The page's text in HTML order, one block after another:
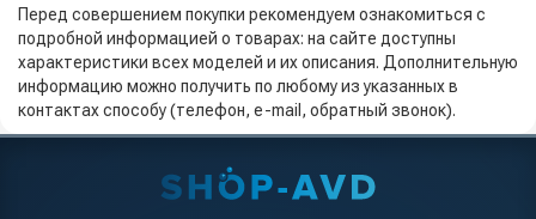
Перед совершением покупки рекомендуем ознакомиться с
подробной информацией о товарах: на сайте доступны
характеристики всех моделей и их описания. Дополнительную
информацию можно получить по любому из указанных в
контактах способу (телефон, e-mail, обратный звонок).